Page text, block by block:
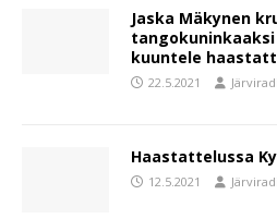
Jaska Mäkynen
kuuntele
22.5.2021
Haastattelussa
12.5.2021